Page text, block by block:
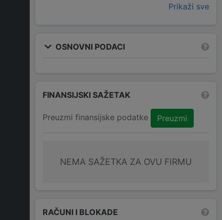
Prikaži sve
OSNOVNI PODACI
FINANSIJSKI SAŽETAK
Preuzmi finansijske podatke Preuzmi
NEMA SAŽETKA ZA OVU FIRMU
RAČUNI I BLOKADE